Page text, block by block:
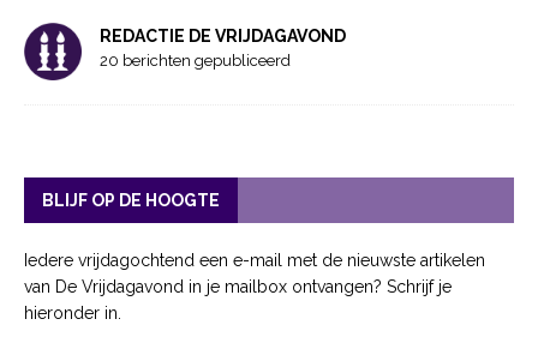
REDACTIE DE VRIJDAGAVOND
20 berichten gepubliceerd
BLIJF OP DE HOOGTE
Iedere vrijdagochtend een e-mail met de nieuwste artikelen
van De Vrijdagavond in je mailbox ontvangen? Schrijf je
hieronder in.